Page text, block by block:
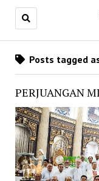
Posts tagged
PERJUANGAN